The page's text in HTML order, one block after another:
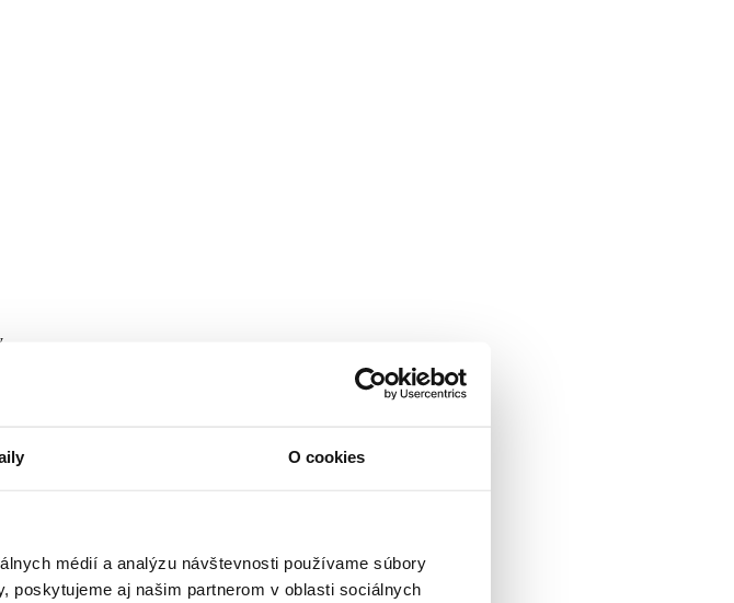
O cookies
médií a analýzu návštevnosti používame súbory
poskytujeme aj našim partnerom v oblasti sociálnych